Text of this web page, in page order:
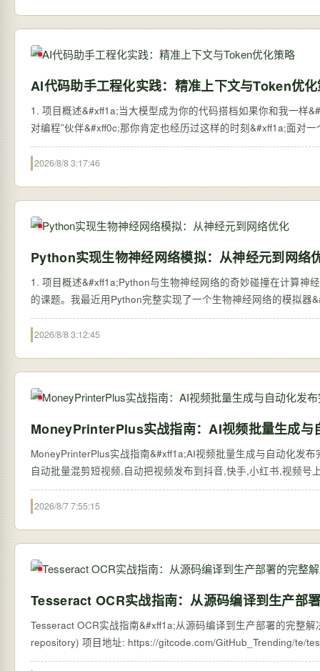
AI代码助手工程化实践：精准上下文与Token优
1. 项目概述&#xff1a;当大模型成为你的代码搭档如果你和我一样
对编程”伙伴&#xff0c;那你肯定也经历过这样的时刻&#xff1a;面对
2026/8/8 3:17:46
Python实现生物神经网络模拟：从神经元到网络
1. 项目概述&#xff1a;Python与生物神经网络的奇妙碰撞在计算神
的课题。我最近用Python完整实现了一个生物神经网络的模拟
2026/8/8 3:12:45
MoneyPrinterPlus实战指南：AI视频批量生成与
MoneyPrinterPlus实战指南&#xff1a;AI视频批量生成与自动化发
自动批量混剪短视频,自动把视频发布到抖音,快手,小红书,视频
2026/8/7 7:55:15
Tesseract OCR实战指南：从源码编译到生产部
Tesseract OCR实战指南&#xff1a;从源码编译到生产部署的完整